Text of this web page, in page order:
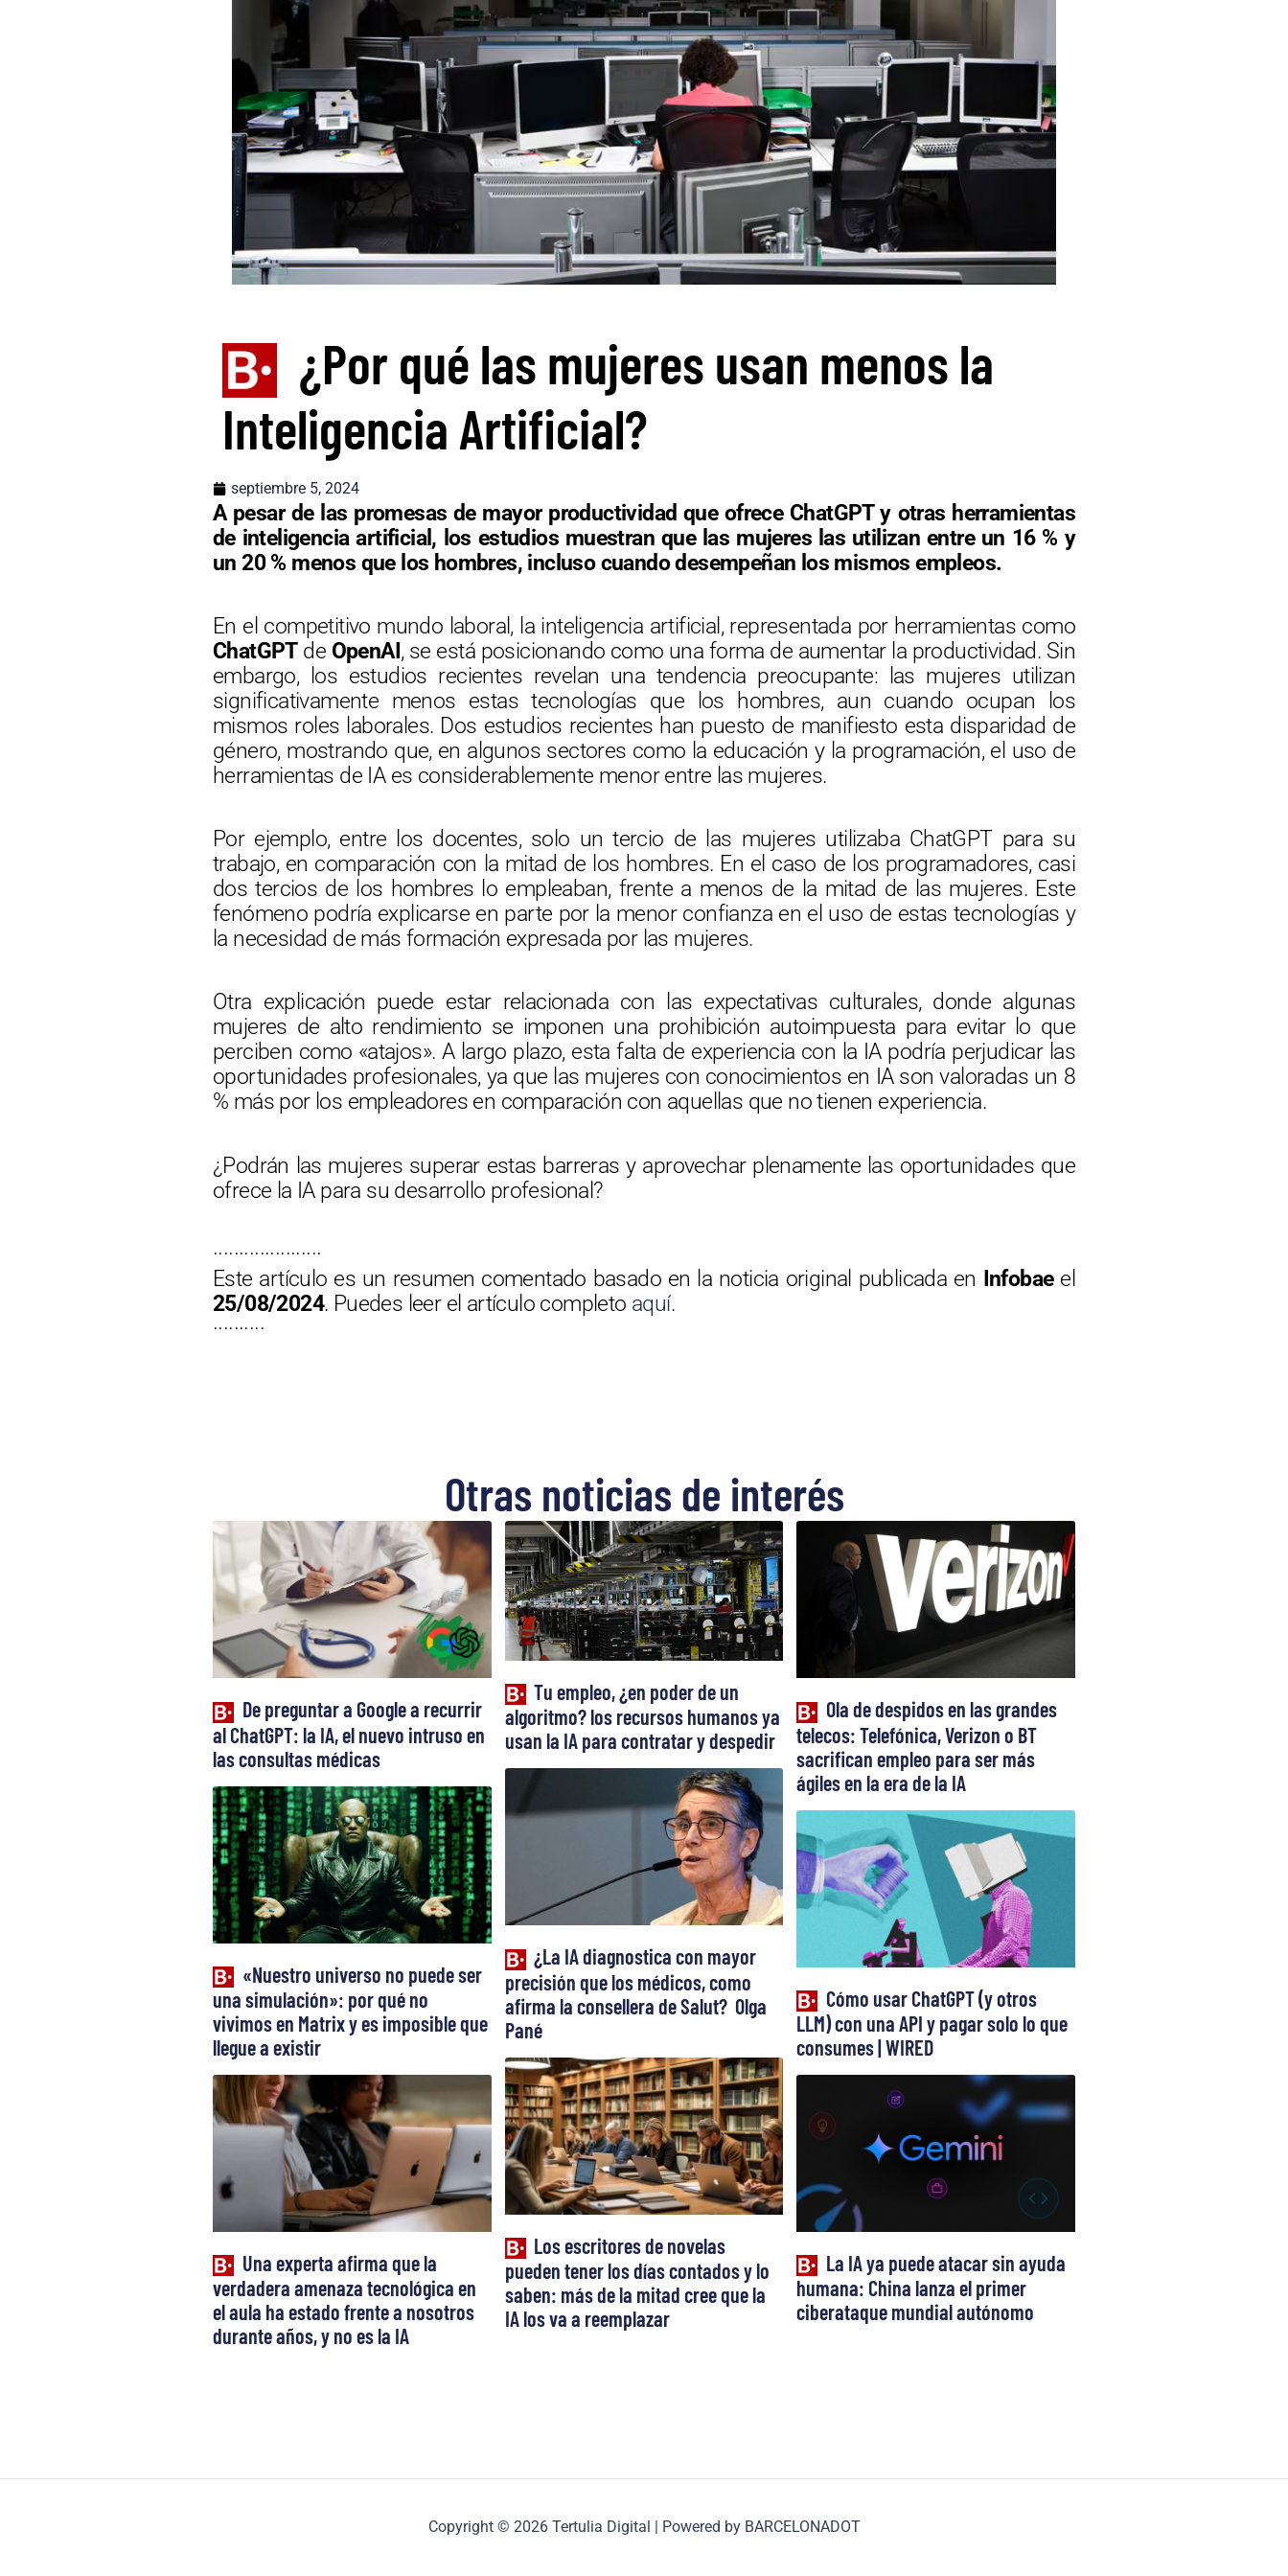
¿Por qué las mujeres usan menos la
Inteligencia Artificial?
septiembre 5, 2024
A pesar de las promesas de mayor productividad que ofrece ChatGPT y otras herramientas
de inteligencia artificial, los estudios muestran que las mujeres las utilizan entre un 16 % y
un 20 % menos que los hombres, incluso cuando desempeñan los mismos empleos.
En el competitivo mundo laboral, la inteligencia artificial, representada por herramientas como
ChatGPTde OpenAI, se está posicionando como una forma de aumentar la productividad. Sin
embargo, los estudios recientes revelan una tendencia preocupante: las mujeres utilizan
significativamente menos estas tecnologías que los hombres, aun cuando ocupan los
mismos roles laborales. Dos estudios recientes han puesto de manifiesto esta disparidad de
género, mostrando que, en algunos sectores como la educación y la programación, el uso de
herramientas de IA es considerablemente menor entre las mujeres.
Por ejemplo, entre los docentes, solo un tercio de las mujeres utilizaba ChatGPT para su
trabajo, en comparación con la mitad de los hombres. En el caso de los programadores, casi
dos tercios de los hombres lo empleaban, frente a menos de la mitad de las mujeres. Este
fenómeno podría explicarse en parte por la menor confianza en el uso de estas tecnologías y
la necesidad de más formación expresada por las mujeres.
Otra explicación puede estar relacionada con las expectativas culturales, donde algunas
mujeres de alto rendimiento se imponen una prohibición autoimpuesta para evitar lo que
perciben como «atajos». A largo plazo, esta falta de experiencia con la IA podría perjudicar las
oportunidades profesionales, ya que las mujeres con conocimientos en IA son valoradas un 8
% más por los empleadores en comparación con aquellas que no tienen experiencia.
¿Podrán las mujeres superar estas barreras y aprovechar plenamente las oportunidades que
ofrece la IA para su desarrollo profesional?
·····················
Este artículo es un resumen comentado basado en la noticia original publicada en Infobaeel
25/08/2024. Puedes leer el artículo completo aquí.
··········
Otras noticias de interés
De preguntar a Google a recurrir
al ChatGPT: la IA, el nuevo intruso en
las consultas médicas
Tu empleo, ¿en poder de un
algoritmo? los recursos humanos ya
usan la IA para contratar y despedir
Ola de despidos en las grandes
telecos: Telefónica, Verizon o BT
sacrifican empleo para ser más
ágiles en la era de la IA
«Nuestro universo no puede ser
una simulación»: por qué no
vivimos en Matrix y es imposible que
llegue a existir
¿La IA diagnostica con mayor
precisión que los médicos, como
afirma la consellera de Salut? Olga
Pané
Cómo usar ChatGPT (y otros
LLM) con una API y pagar solo lo que
consumes | WIRED
Una experta afirma que la
verdadera amenaza tecnológica en
el aula ha estado frente a nosotros
durante años, y no es la IA
Los escritores de novelas
pueden tener los días contados y lo
saben: más de la mitad cree que la
IA los va a reemplazar
La IA ya puede atacar sin ayuda
humana: China lanza el primer
ciberataque mundial autónomo
Copyright © 2026 Tertulia Digital | Powered by BARCELONADOT